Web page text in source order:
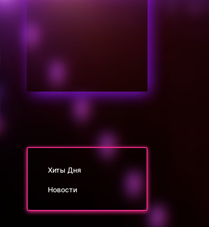
Хиты Дня
Новости